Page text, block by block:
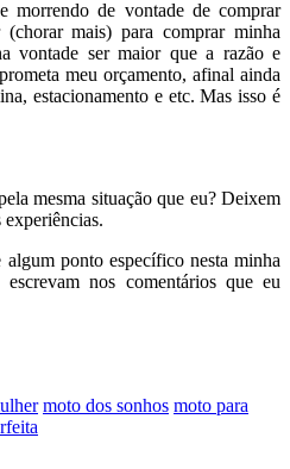
morrendo de vontade de comprar
mais) para comprar minha
vontade ser maior que a razão e
meu orçamento, afinal ainda
estacionamento e etc. Mas isso é
mesma situação que eu? Deixem
experiências.
algum ponto específico nesta minha
nos comentários que eu
moto dos sonhos moto para